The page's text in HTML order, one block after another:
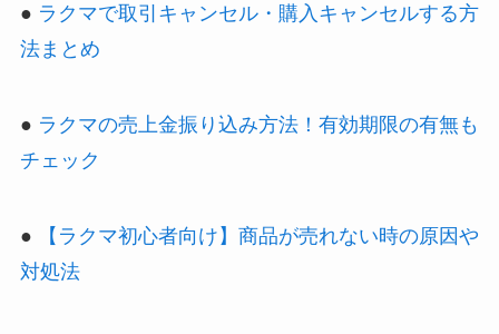
● ラクマで取引キャンセル・購入キャンセルする方
法まとめ
● ラクマの売上金振り込み方法！有効期限の有無も
チェック
●
【ラクマ初心者向け】商品が売れない時の原因や
対処法